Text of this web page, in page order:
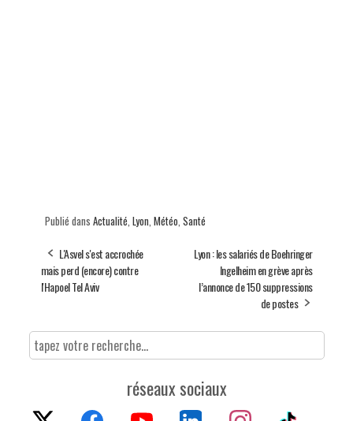
Publié dans Actualité Lyon Météo Santé
L'Asvel s'est accrochée
mais perd (encore) contre
l'Hapoel Tel Aviv
Lyon : les salariés de Boehringer
Ingelheim en grève après
l’annonce de 150 suppressions
de postes
réseaux sociaux